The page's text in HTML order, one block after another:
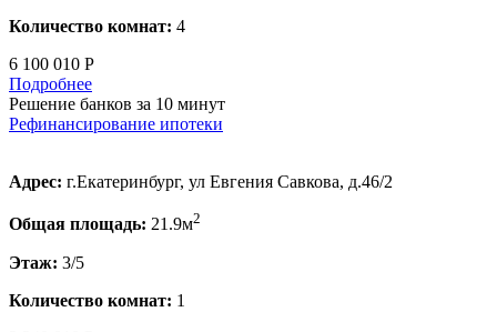
Количество комнат: 4
6 100 010 Р
Подробнее
Решение банков за 10 минут
Рефинансирование ипотеки
Адрес: г.Екатеринбург, ул Евгения Савкова, д.46/2
Общая площадь: 21.9м2
Этаж: 3/5
Количество комнат: 1